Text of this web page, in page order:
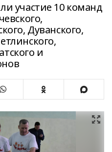
участие 10 команд
Дуванского,
и